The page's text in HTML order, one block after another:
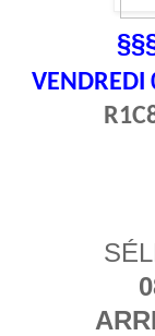
VENDREDI